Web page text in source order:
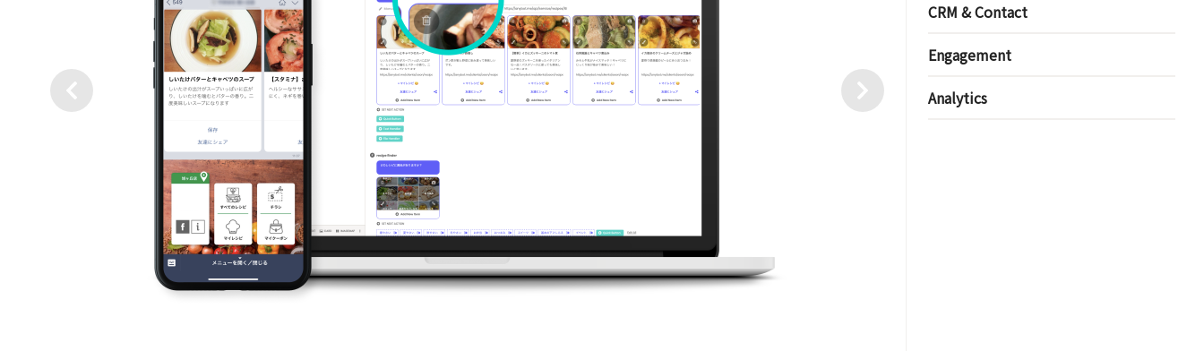
CRM & Contact
Engagement
Analytics